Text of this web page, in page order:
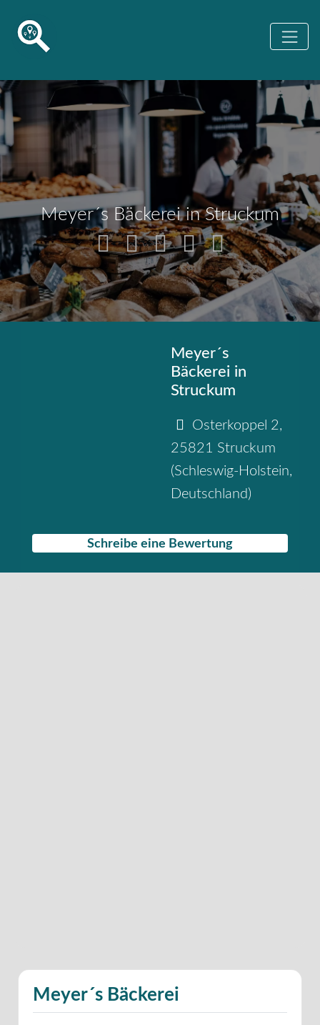
Meyer´s Bäckerei in Struckum
Meyer´s
Bäckerei in
Struckum
Osterkoppel 2,
25821 Struckum
(Schleswig-Holstein,
Deutschland)
Schreibe eine Bewertung
Meyer´s Bäckerei